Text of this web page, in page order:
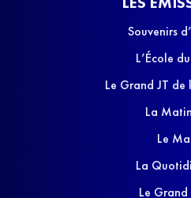
Souvenirs
L’École
Le Grand JT de
La
Le
La
Le